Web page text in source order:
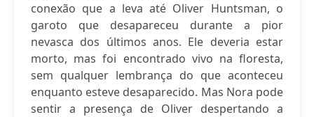
conexão que a leva até Oliver Huntsman, o
garoto que desapareceu durante a pior
nevasca dos últimos anos. Ele deveria estar
morto, mas foi encontrado vivo na floresta,
sem qualquer lembrança do que aconteceu
enquanto esteve desaparecido. Mas Nora pode
sentir a presença de Oliver despertando a